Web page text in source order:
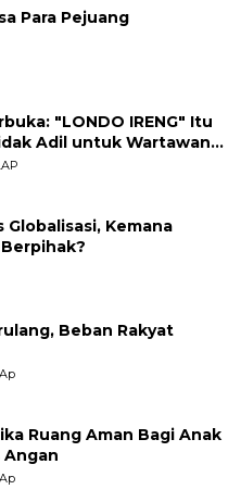
Para Pejuang
"LONDO IRENG" Itu
Globalisasi, Kemana
Beban Rakyat
Ruang Aman Bagi Anak
Angan